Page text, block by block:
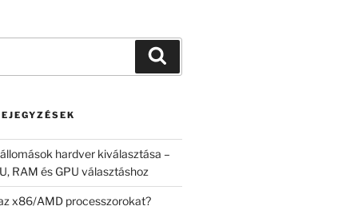
hardver kiválasztása –
RAM és GPU választáshoz
x86/AMD processzorokat?